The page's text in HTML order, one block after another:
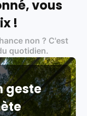
nos partenaires
(DEEE)
des standards
contrôle en
et du
réparation)
vous
!
non ? C'est
quotidien.
geste